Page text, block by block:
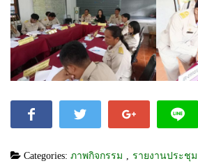
Categories: ภาพกิจกรรม รายงานประชุ